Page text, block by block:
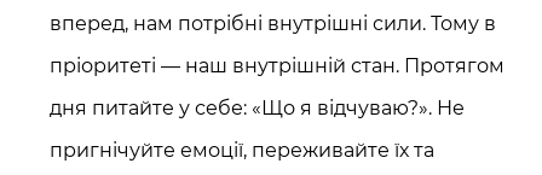
вперед, нам потрібні внутрішні сили. Тому в
пріоритеті — наш внутрішній стан. Протягом
дня питайте у себе: «Що я відчуваю?». Не
пригнічуйте емоції, переживайте їх та